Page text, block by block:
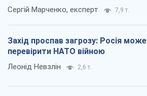
Сергій Марченко, експерт 7,9 т.
Захід проспав загрозу: Росія може
перевірити НАТО війною
Леонід Невзлін 2,6 т.